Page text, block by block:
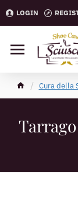
LOGIN
Cura della